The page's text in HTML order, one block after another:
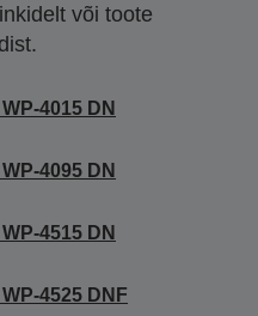
või toote
4015 DN
4095 DN
4515 DN
4525 DNF